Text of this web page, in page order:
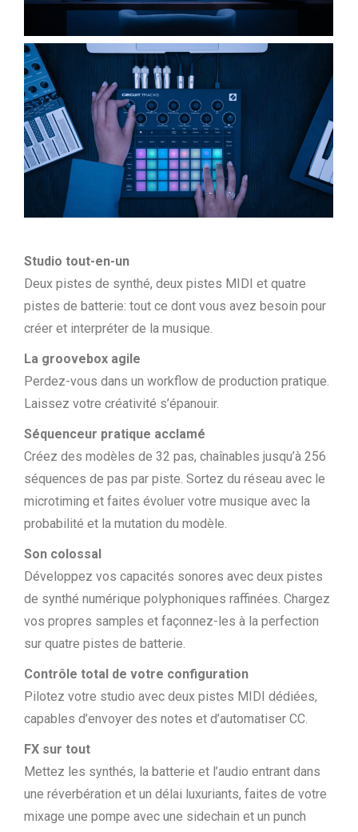
Studio tout-en-un
Deux pistes de synthé, deux pistes MIDI et quatre
pistes de batterie: tout ce dont vous avez besoin pour
créer et interpréter de la musique.
La groovebox agile
Perdez-vous dans un workflow de production pratique.
Laissez votre créativité s’épanouir.
Séquenceur pratique acclamé
Créez des modèles de 32 pas, chaînables jusqu’à 256
séquences de pas par piste. Sortez du réseau avec le
microtiming et faites évoluer votre musique avec la
probabilité et la mutation du modèle.
Son colossal
Développez vos capacités sonores avec deux pistes
de synthé numérique polyphoniques raffinées. Chargez
vos propres samples et façonnez-les à la perfection
sur quatre pistes de batterie.
Contrôle total de votre configuration
Pilotez votre studio avec deux pistes MIDI dédiées,
capables d’envoyer des notes et d’automatiser CC.
FX sur tout
Mettez les synthés, la batterie et l’audio entrant dans
une réverbération et un délai luxuriants, faites de votre
mixage une pompe avec une sidechain et un punch